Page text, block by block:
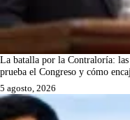
La batalla por la Contraloría:
prueba el Congreso y cómo
5 agosto, 2026